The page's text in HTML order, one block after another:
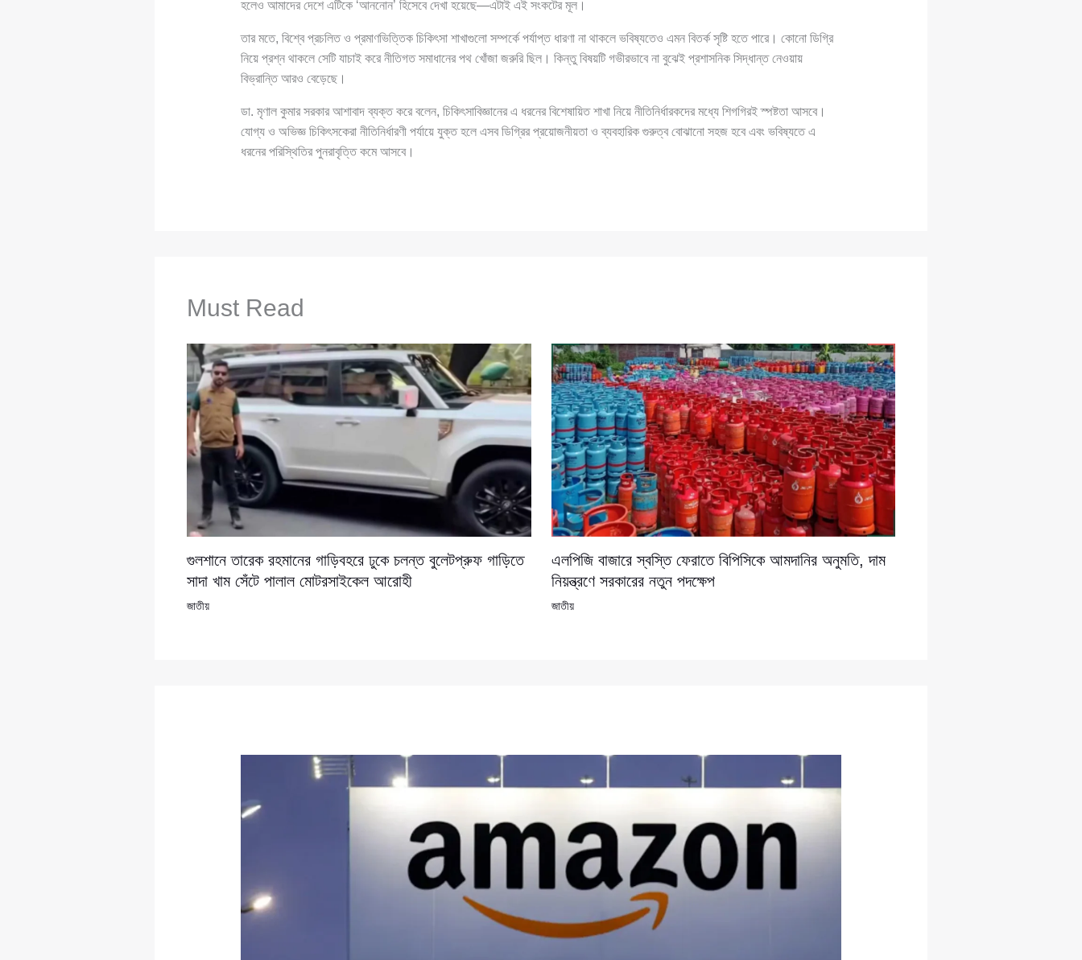
হলেও আমাদের দেশে এটিকে ‘আননোন’ হিসেবে দেখা হয়েছে—এটাই এই সংকটের মূল।
তার মতে, বিশ্বে প্রচলিত ও প্রমাণভিত্তিক চিকিৎসা শাখাগুলো সম্পর্কে পর্যাপ্ত ধারণা না থাকলে ভবিষ্যতেও এমন বিতর্ক সৃষ্টি হতে পারে। কোনো ডিগ্রি
নিয়ে প্রশ্ন থাকলে সেটি যাচাই করে নীতিগত সমাধানের পথ খোঁজা জরুরি ছিল। কিন্তু বিষয়টি গভীরভাবে না বুঝেই প্রশাসনিক সিদ্ধান্ত নেওয়ায়
বিভ্রান্তি আরও বেড়েছে।
ডা. মৃণাল কুমার সরকার আশাবাদ ব্যক্ত করে বলেন, চিকিৎসাবিজ্ঞানের এ ধরনের বিশেষায়িত শাখা নিয়ে নীতিনির্ধারকদের মধ্যে শিগগিরই স্পষ্টতা আসবে।
যোগ্য ও অভিজ্ঞ চিকিৎসকেরা নীতিনির্ধারণী পর্যায়ে যুক্ত হলে এসব ডিগ্রির প্রয়োজনীয়তা ও ব্যবহারিক গুরুত্ব বোঝানো সহজ হবে এবং ভবিষ্যতে এ
ধরনের পরিস্থিতির পুনরাবৃত্তি কমে আসবে।
Must Read
গুলশানে তারেক রহমানের গাড়িবহরে ঢুকে চলন্ত বুলেটপ্রুফ গাড়িতে
সাদা খাম সেঁটে পালাল মোটরসাইকেল আরোহী
জাতীয়
এলপিজি বাজারে স্বস্তি ফেরাতে বিপিসিকে আমদানির অনুমতি, দাম
নিয়ন্ত্রণে সরকারের নতুন পদক্ষেপ
জাতীয়